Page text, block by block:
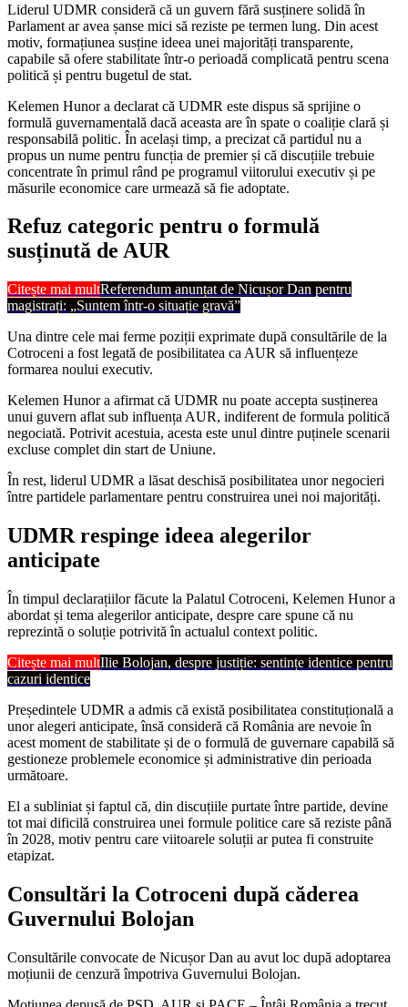
Liderul UDMR consideră că un guvern fără susținere solidă în
Parlament ar avea șanse mici să reziste pe termen lung. Din acest
motiv, formațiunea susține ideea unei majorități transparente,
capabile să ofere stabilitate într-o perioadă complicată pentru scena
politică și pentru bugetul de stat.
Kelemen Hunor a declarat că UDMR este dispus să sprijine o
formulă guvernamentală dacă aceasta are în spate o coaliție clară și
responsabilă politic. În același timp, a precizat că partidul nu a
propus un nume pentru funcția de premier și că discuțiile trebuie
concentrate în primul rând pe programul viitorului executiv și pe
măsurile economice care urmează să fie adoptate.
Refuz categoric pentru o formulă
susținută de AUR
Citește mai multReferendum anunțat de Nicușor Dan pentru
magistrați: „Suntem într-o situație gravă”
Una dintre cele mai ferme poziții exprimate după consultările de la
Cotroceni a fost legată de posibilitatea ca AUR să influențeze
formarea noului executiv.
Kelemen Hunor a afirmat că UDMR nu poate accepta susținerea
unui guvern aflat sub influența AUR, indiferent de formula politică
negociată. Potrivit acestuia, acesta este unul dintre puținele scenarii
excluse complet din start de Uniune.
În rest, liderul UDMR a lăsat deschisă posibilitatea unor negocieri
între partidele parlamentare pentru construirea unei noi majorități.
UDMR respinge ideea alegerilor
anticipate
În timpul declarațiilor făcute la Palatul Cotroceni, Kelemen Hunor a
abordat și tema alegerilor anticipate, despre care spune că nu
reprezintă o soluție potrivită în actualul context politic.
Citește mai multIlie Bolojan, despre justiție: sentințe identice pentru
cazuri identice
Președintele UDMR a admis că există posibilitatea constituțională a
unor alegeri anticipate, însă consideră că România are nevoie în
acest moment de stabilitate și de o formulă de guvernare capabilă să
gestioneze problemele economice și administrative din perioada
următoare.
El a subliniat și faptul că, din discuțiile purtate între partide, devine
tot mai dificilă construirea unei formule politice care să reziste până
în 2028, motiv pentru care viitoarele soluții ar putea fi construite
etapizat.
Consultări la Cotroceni după căderea
Guvernului Bolojan
Consultările convocate de Nicușor Dan au avut loc după adoptarea
moțiunii de cenzură împotriva Guvernului Bolojan.